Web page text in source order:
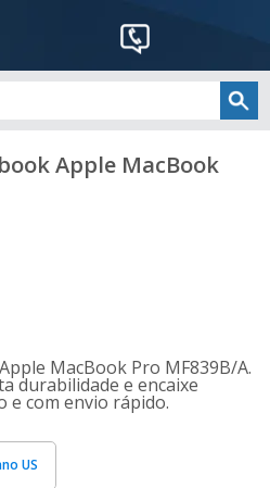
Apple MacBook
MacBook Pro MF839B/A.
durabilidade e encaixe
e com envio rápido.
US